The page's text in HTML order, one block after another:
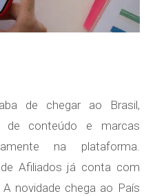
de chegar ao Brasil,
de conteúdo e marcas
na plataforma.
Afiliados já conta com
novidade chega ao País